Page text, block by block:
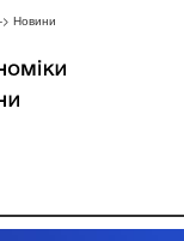
> Новини